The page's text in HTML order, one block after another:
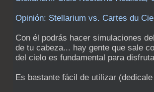
Opinión: Stellarium vs. Cartes du
Con él podrás hacer simulaciones
de tu cabeza... hay gente que sale
del cielo es fundamental para
Es bastante fácil de utilizar